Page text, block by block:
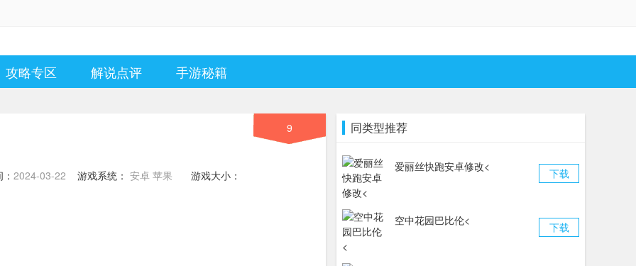
攻略专区 解说点评 手游秘籍
9
2024-03-22
游戏系统： 安卓 苹果 游戏大小：
同类型推荐
下载
爱丽丝快跑安卓修改<
下载
空中花园巴比伦<